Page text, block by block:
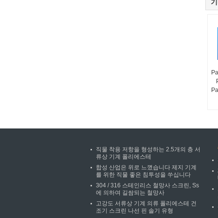
직물 착용 저항을 형성하는 2.5개의 층 서
류상 기계 폴리에스테
합성 산업은 위로 느꼈습니다 제지 기계
를 위한 직물 좋은 침투성을 쑤십니다
304 / 316 스테인리스 철망사 스크린, Ss
에 의하여 길쌈되는 철망사
고강도 서류상 기계 의류 폴리에스테 건
조기 스크린 나선 핀 솔기 유형